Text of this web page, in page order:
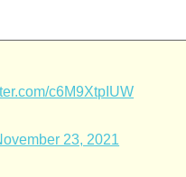
c6M9XtpIUW
23, 2021